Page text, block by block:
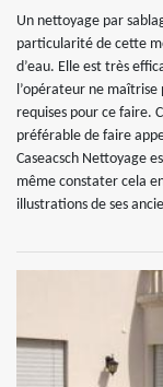
Un nettoyage par
particularité de cette
d’eau. Elle est très
l’opérateur ne maîtrise
requises pour ce faire.
préférable de faire
Caseacsch Nettoyage
même constater cela
illustrations de ses